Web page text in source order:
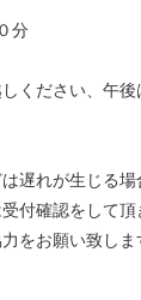
分
ください、午後
遅れが生じる場
付確認をして
をお願い致しま